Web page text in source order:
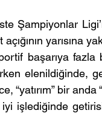
Şampiyonlar
yarısına
başarıya fazla
elenildiğinde,
“yatırım” bir
işlediğinde